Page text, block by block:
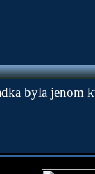
byla jenom